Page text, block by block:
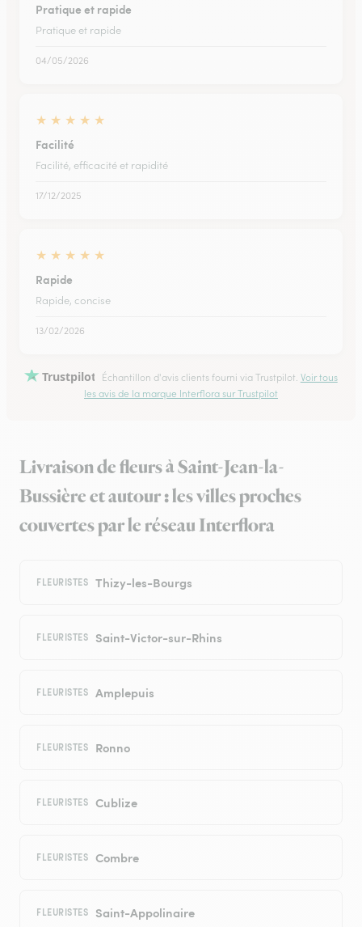
Pratique et rapide
Pratique et rapide
04/05/2026
★ ★ ★ ★ ★
Facilité
Facilité, efficacité et rapidité
17/12/2025
★ ★ ★ ★ ★
Rapide
Rapide, concise
13/02/2026
Trustpilot Échantillon d'avis clients fourni via Trustpilot. Voir tous
les avis de la marque Interflora sur Trustpilot
Livraison de fleurs à Saint-Jean-la-
Bussière et autour : les villes proches
couvertes par le réseau Interflora
FLEURISTES Thizy-les-Bourgs
FLEURISTES Saint-Victor-sur-Rhins
FLEURISTES Amplepuis
FLEURISTES Ronno
FLEURISTES Cublize
FLEURISTES Combre
FLEURISTES Saint-Appolinaire